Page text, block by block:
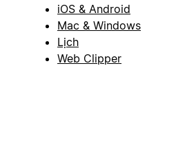
iOS & Android
Mac & Windows
Lịch
Web Clipper